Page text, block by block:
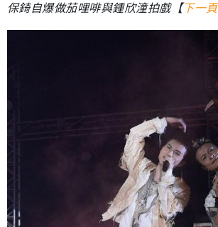
保錡自爆做茄哩啡與鍾欣潼拍戲【下一頁